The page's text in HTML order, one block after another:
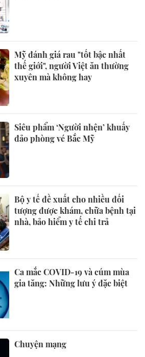
Mỹ đánh giá rau "tốt bậc nhất
thế giới", người Việt ăn thường
xuyên mà không hay
Siêu phẩm ‘Người nhện’ khuấy
đảo phòng vé Bắc Mỹ
Bộ y tế đề xuất cho nhiều đối
tượng được khám, chữa bệnh tại
nhà, bảo hiểm y tế chi trả
Ca mắc COVID-19 và cúm mùa
gia tăng: Những lưu ý đặc biệt
Chuyện mạng